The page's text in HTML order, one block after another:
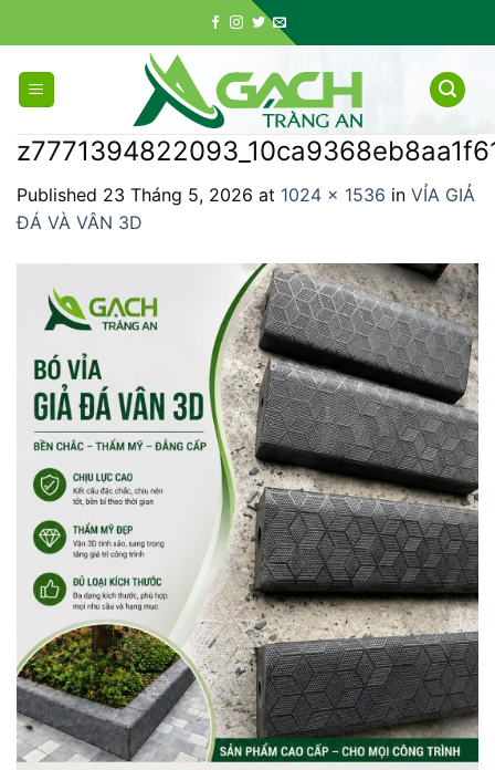
to
content
Published 23 Tháng 5, 2026 at 1024 × 1536 in VỈA GIẢ
ĐÁ VÀ VÂN 3D